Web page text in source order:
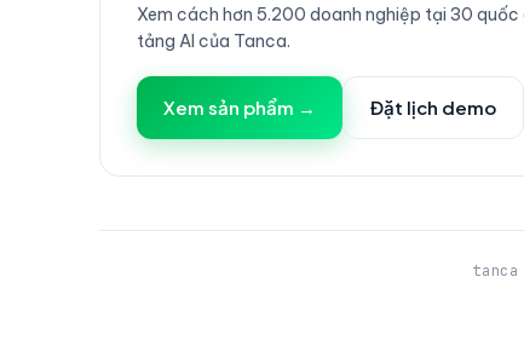
Xem cách hơn 5.200 doanh nghiệp tại 30 quốc
tảng AI của Tanca.
Xem sản phẩm → Đặt lịch demo